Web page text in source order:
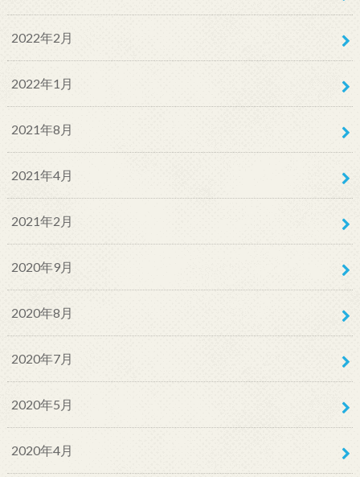
2022年2月
2022年1月
2021年8月
2021年4月
2021年2月
2020年9月
2020年8月
2020年7月
2020年5月
2020年4月